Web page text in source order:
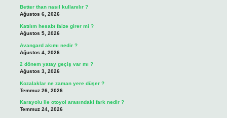
Better than nasıl kullanılır ?
Ağustos 6, 2026
Katılım hesabı faize girer mi ?
Ağustos 5, 2026
Avangard akımı nedir ?
Ağustos 4, 2026
2 dönem yatay geçiş var mı ?
Ağustos 3, 2026
Kozalaklar ne zaman yere düşer ?
Temmuz 26, 2026
Karayolu ile otoyol arasındaki fark nedir ?
Temmuz 24, 2026